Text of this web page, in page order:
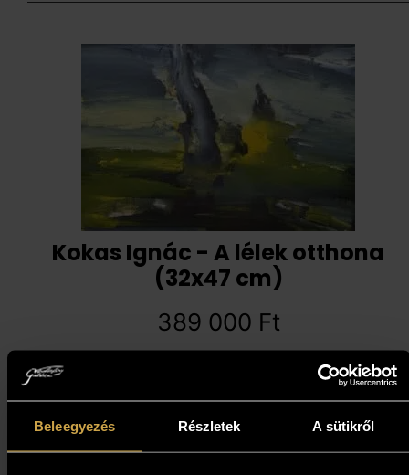
Beleegyezés Részletek A sütikről
Kokas Ignác - A lélek otthona
(32x47 cm)
389 000 Ft